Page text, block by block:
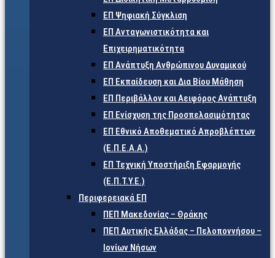
ΕΠ Ψηφιακή Σύγκλιση
ΕΠ Ανταγωνιστικότητα και
Επιχειρηματικότητα
ΕΠ Ανάπτυξη Ανθρώπινου Δυναμικού
ΕΠ Εκπαίδευση και Δια Βίου Μάθηση
ΕΠ Περιβάλλον και Αειφόρος Ανάπτυξη
ΕΠ Ενίσχυση της Προσπελασιμότητας
ΕΠ Εθνικό Αποθεματικό Απροβλέπτων
(Ε.Π.Ε.Α.Α.)
ΕΠ Τεχνική Υποστήριξη Εφαρμογής
(Ε.Π.Τ.Υ.Ε.)
Περιφερειακά ΕΠ
ΠΕΠ Μακεδονίας – Θράκης
ΠΕΠ Δυτικής Ελλάδας – Πελοποννήσου –
Ιονίων Νήσων